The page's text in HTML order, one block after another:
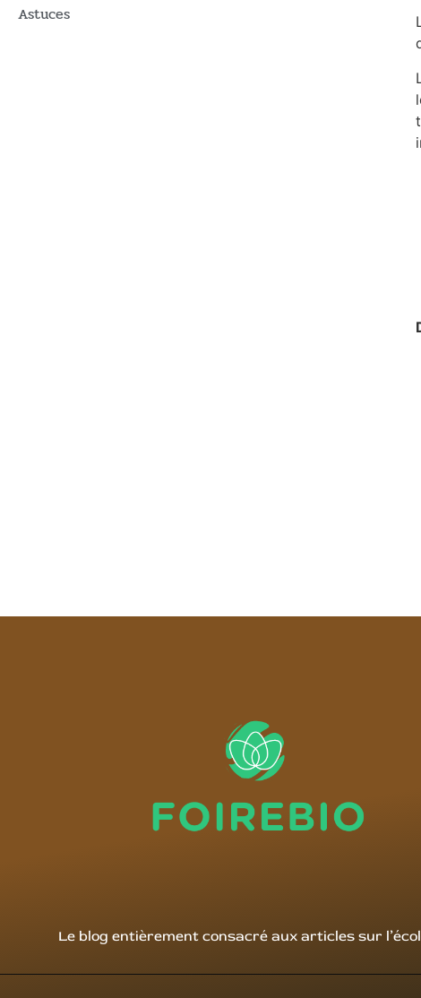
Astuces
Le blog entièrement consacré aux articles sur